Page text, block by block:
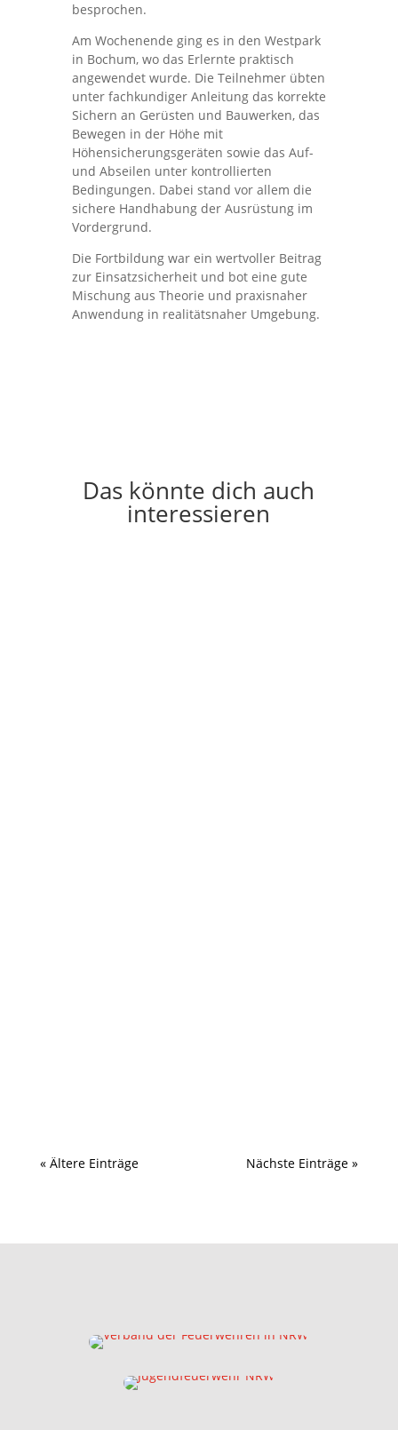
besprochen.
Am Wochenende ging es in den Westpark
in Bochum, wo das Erlernte praktisch
angewendet wurde. Die Teilnehmer übten
unter fachkundiger Anleitung das korrekte
Sichern an Gerüsten und Bauwerken, das
Bewegen in der Höhe mit
Höhensicherungsgeräten sowie das Auf-
und Abseilen unter kontrollierten
Bedingungen. Dabei stand vor allem die
sichere Handhabung der Ausrüstung im
Vordergrund.
Die Fortbildung war ein wertvoller Beitrag
zur Einsatzsicherheit und bot eine gute
Mischung aus Theorie und praxisnaher
Anwendung in realitätsnaher Umgebung.
Das könnte dich auch
interessieren
« Ältere Einträge Nächste Einträge »